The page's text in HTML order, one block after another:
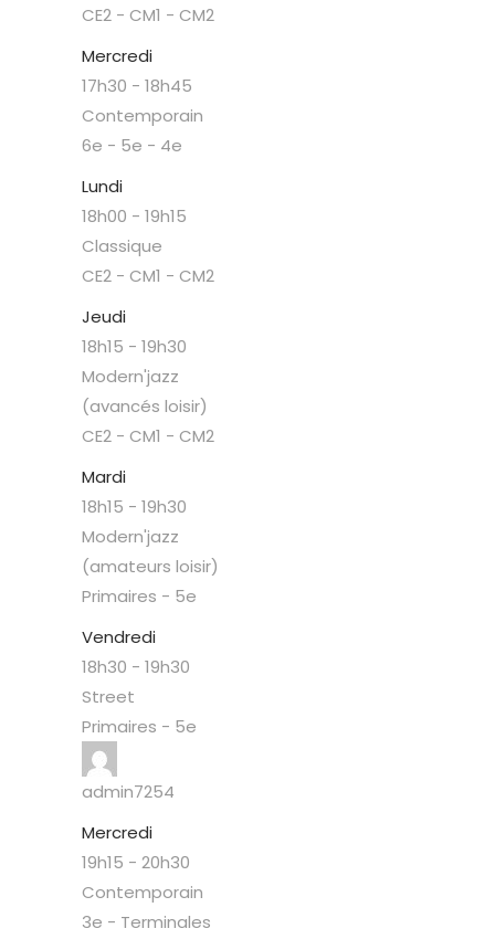
CE2 - CM1 - CM2
Mercredi
17h30 - 18h45
Contemporain
6e - 5e - 4e
Lundi
18h00 - 19h15
Classique
CE2 - CM1 - CM2
Jeudi
18h15 - 19h30
Modern'jazz
(avancés loisir)
CE2 - CM1 - CM2
Mardi
18h15 - 19h30
Modern'jazz
(amateurs loisir)
Primaires - 5e
Vendredi
18h30 - 19h30
Street
Primaires - 5e
admin7254
Mercredi
19h15 - 20h30
Contemporain
3e - Terminales